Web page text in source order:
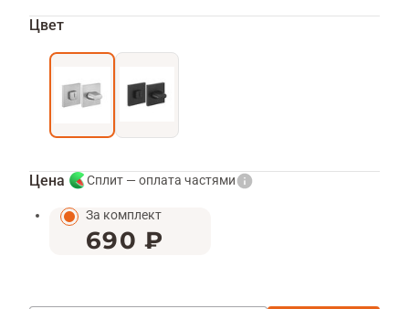
Цвет
Цена Сплит — оплата частями
За комплект
690 ₽